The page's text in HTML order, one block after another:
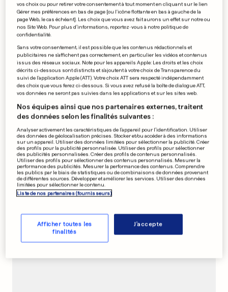
TÉLÉVISION
Un reboot de «Desperate
Housewives» en 1966?
0 3 4
TRAFIC À LUXEMBOURG
Petit rappel pour une visite
agréable aux marchés de
Noël
3 40 39
ARMEMENT
La Finlande envisage de se
rééquiper en mines
vos choix ou pour retirer votre consentement à tout moment en cliquant sur le lien
Gérer mes préférences en bas de page [ou l'icône flottante en bas à gauche de la
page Web, le cas échéant]. Les choix que vous avez fait aurons un effet sur notre ou
nos Site Web. Pour plus d’informations, reportez-vous à notre politique de
confidentialité.
Sans votre consentement, il est possible que les contenus rédactionnels et
publicitaires ne s'affichent pas correctement, en particulier les vidéos et contenus
issus des réseaux sociaux. Note pour les appareils Apple: Les droits et les choix
décrits ci-dessous sont distincts et s'ajoutent à votre choix de Transparence du
suivi de l'application Apple (ATT). Votre choix ATT sera respecté indépendamment
des choix que vous ferez ci-dessous. Si vous avez refusé la boîte de dialogue ATT,
vos données ne seront pas suivies dans les applications et sur les sites web.
Nos équipes ainsi que nos partenaires externes, traitent
des données selon les finalités suivantes :
Analyser activement les caractéristiques de l’appareil pour l’identification. Utiliser
des données de géolocalisation précises. Stocker et/ou accéder à des informations
sur un appareil. Utiliser des données limitées pour sélectionner la publicité. Créer
des profils pour la publicité personnalisée. Utiliser des profils pour sélectionner
des publicités personnalisées. Créer des profils de contenus personnalisés.
Utiliser des profils pour sélectionner des contenus personnalisés. Mesurer la
performance des publicités. Mesurer la performance des contenus. Comprendre
les publics par le biais de statistiques ou de combinaisons de données provenant
de différentes sources. Développer et améliorer les services. Utiliser des données
limitées pour sélectionner le contenu.
Liste de nos partenaires (fournisseurs)
Afficher toutes les
finalités
J'accepte